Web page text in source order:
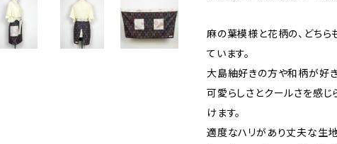
麻の葉模様と花柄の、どち
ています。
大島紬好きの方や和柄が好
可愛らしさとクールさを感
けます。
適度なハリがあり丈夫な生